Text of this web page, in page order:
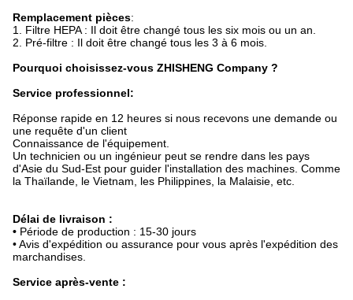
Remplacement pièces:
1. Filtre HEPA : Il doit être changé tous les six mois ou un an.
2. Pré-filtre : Il doit être changé tous les 3 à 6 mois.
Pourquoi choisissez-vous ZHISHENG Company ?
Service professionnel:
Réponse rapide en 12 heures si nous recevons une demande ou
une requête d'un client
Connaissance de l'équipement.
Un technicien ou un ingénieur peut se rendre dans les pays
d'Asie du Sud-Est pour guider l'installation des machines. Comme
la Thaïlande, le Vietnam, les Philippines, la Malaisie, etc.
Délai de livraison :
• Période de production : 15-30 jours
• Avis d'expédition ou assurance pour vous après l'expédition des
marchandises.
Service après-vente :